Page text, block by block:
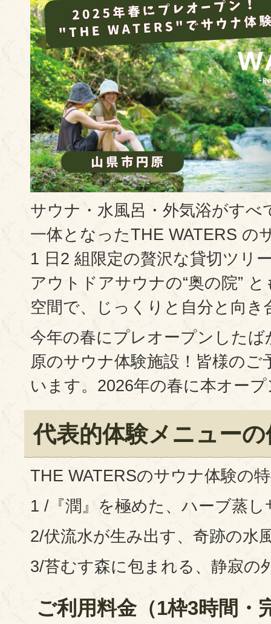
サウナ・水風呂・外気浴がすべ
一体となったTHE WATERS の
1 日2 組限定の贅沢な貸切ツリ
アウトドアサウナの“奥の院”
空間で、じっくりと自分と向き
今年の春にプレオープンしたば
原のサウナ体験施設！皆様のご
います。2026年の春に本オー
代表的体験メニュー
THE WATERSのサウナ体験の
1 /『潤』を極めた、ハーブ蒸し
2/伏流水が生み出す、奇跡の水
3/苔むす森に包まれる、静寂の
ご利用料金（1枠3時間・